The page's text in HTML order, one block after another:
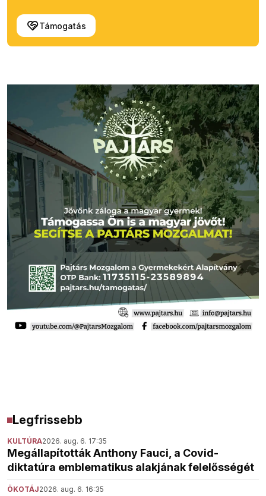
Támogatás
Legfrissebb
KULTÚRA2026. aug. 6. 17:35
Megállapították Anthony Fauci, a Covid-
diktatúra emblematikus alakjának felelősségét
ÖKOTÁJ2026. aug. 6. 16:35